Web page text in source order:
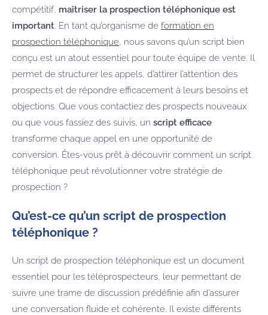
compétitif, maîtriser la prospection téléphonique est
important. En tant qu’organisme de formation en
prospection téléphonique , nous savons qu’un script bien
conçu est un atout essentiel pour toute équipe de vente. Il
permet de structurer les appels, d’attirer l’attention des
prospects et de répondre efficacement à leurs besoins et
objections. Que vous contactiez des prospects nouveaux
ou que vous fassiez des suivis, un script efficace
transforme chaque appel en une opportunité de
conversion. Êtes-vous prêt à découvrir comment un script
téléphonique peut révolutionner votre stratégie de
prospection ?
Qu’est-ce qu’un script de prospection
téléphonique ?
Un script de prospection téléphonique est un document
essentiel pour les téléprospecteurs, leur permettant de
suivre une trame de discussion prédéfinie afin d’assurer
une conversation fluide et cohérente. Il existe différents